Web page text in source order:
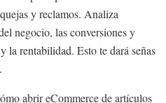
y reclamos. Analiza
negocio, las conversiones y
la rentabilidad. Esto te dará señas
abrir eCommerce de artículos